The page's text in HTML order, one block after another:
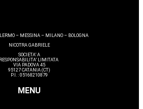
– MESSINA – MILANO – BOLOGNA
NICOTRA GABRIELE
SOCIETA’ A
RESPONSABILITA’ LIMITATA
VIA PADOVA 45
95127 CATANIA (CT)
P.I. : 05168210879
MENU